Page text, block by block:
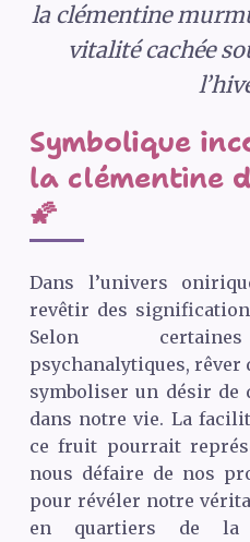
la clémentine
vitalité cachée
Symbolique
la clémentine
🌠
Dans l’univers
revêtir des
Selon
psychanalytiques,
symboliser un désir de
dans notre vie. La
ce fruit pourrait
nous défaire de nos
pour révéler notre
en quartiers de la